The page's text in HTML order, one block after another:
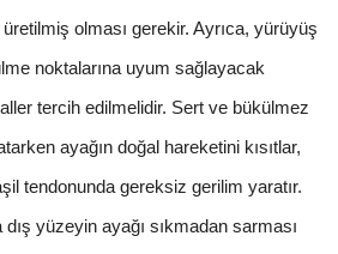
olması gerekir. Ayrıca, yürüyüş
noktalarına uyum sağlayacak
tercih edilmelidir. Sert ve bükülmez
ayağın doğal hareketini kısıtlar,
tendonunda gereksiz gerilim yaratır.
yüzeyin ayağı sıkmadan sarması